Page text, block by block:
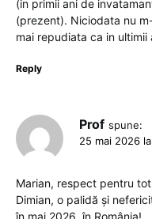
(in primii ani de
(prezent). Niciodata nu
mai repudiata ca in ultimii
Reply
Prof spune:
25 mai 2026
Marian, respect pentru
Dimian, o palidă și
în mai 2026, în România!